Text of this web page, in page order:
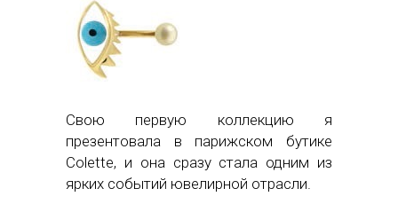
Свою первую коллекцию я
презентовала в парижском бутике
Colette, и она сразу стала одним из
ярких событий ювелирной отрасли.